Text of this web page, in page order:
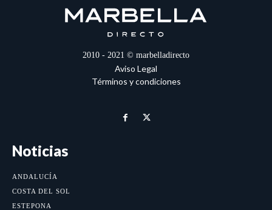
2010 - 2021 © marbelladirecto
Aviso Legal
Términos y condiciones
Noticias
ANDALUCÍA
COSTA DEL SOL
ESTEPONA